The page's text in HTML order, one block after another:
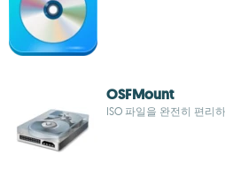
OSFMount
ISO 파일을 완전히 편리